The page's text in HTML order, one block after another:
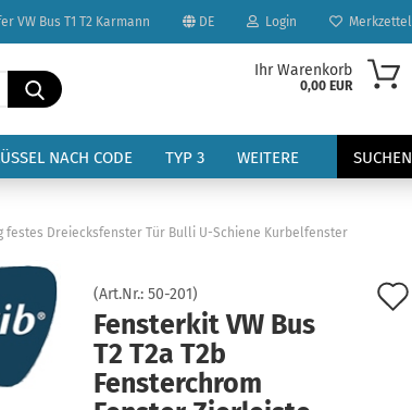
VW Bus T1 T2 Karmann DE Login
Konto erstellen
Passwort vergessen?
Merkzettel
Suche...
Ihr Warenkorb
0,00 EUR
NACH CODE TYP 3 SUCHEN
WEITERE
festes Dreiecksfenster Tür Bulli U-Schiene Kurbelfenster
(Art.Nr.: 50-201)
Fensterkit VW Bus
T2 T2a T2b
Fensterchrom